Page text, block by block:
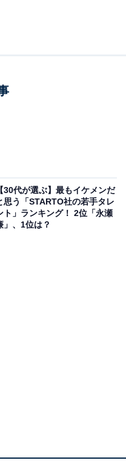
であるラウールさん
良さを武器にモデルと
で新たな一面を披露。
ススキルを武器に、唯
ます。
業、海外でのモデル業
から」（30代女性／北
【30代が選ぶ】最もイケメンだ
思う「STARTO社の若手タレ
ト」ランキング！ 2位「永瀬
」、1位は？